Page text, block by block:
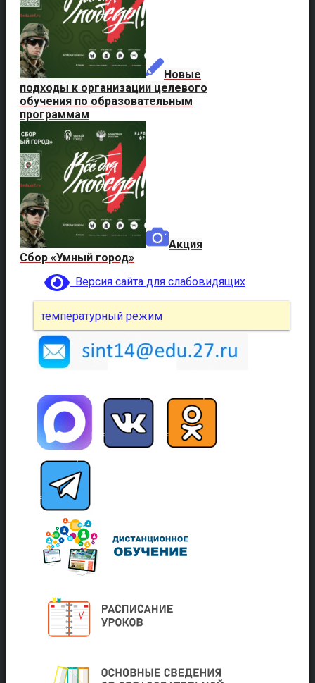
Новые
подходы к организации целевого
обучения по образовательным
программам
Акция
Сбор «Умный город»
Версия сайта для слабовидящих
температурный режим